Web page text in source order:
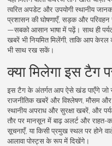
त्वरित अपडेट और उपयोगी स्थानीय
प्रशासन की घोषणाएँ, सड़क और
—सबको आसान भाषा में पढ़ें। साथ ही
खबरें भी नियमित मिलेंगी, ताकि आप
भी साथ रख सकें।
क्या मिलेगा इस टैग
इस टैग के अंतर्गत आप ऐसे खंड पाएँगे जो
राजनीतिक खबरें और विश्लेषण, मौसम और
स्थानीय अपराध और सुरक्षा खबरें, और
तौर पर मानसून में बाढ़ अलर्ट और राहत-
सूचनाएँ, या किसी प्रमुख स्थल पर होने
आलावा पोस्ट्स के रूप में दिखेंगे।